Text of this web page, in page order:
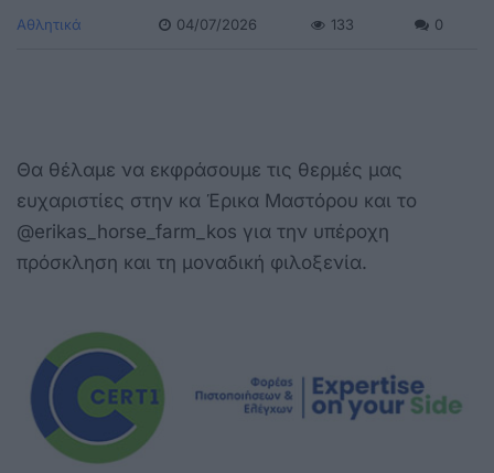
Αθλητικά 04/07/2026 133 0
Θα θέλαμε να εκφράσουμε τις θερμές μας
ευχαριστίες στην κα Έρικα Μαστόρου και το
@erikas_horse_farm_kos για την υπέροχη
πρόσκληση και τη μοναδική φιλοξενία.